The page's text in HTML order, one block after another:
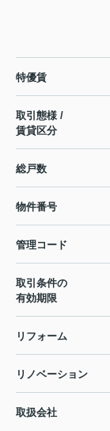
特優賃
取引態様 /
賃貸区分
総戸数
物件番号
管理コード
取引条件の
有効期限
リフォーム
リノベーション
取扱会社